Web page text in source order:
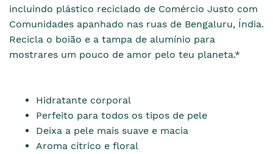
incluindo plástico reciclado de Comércio Justo com
Comunidades apanhado nas ruas de Bengaluru, Índia.
Recicla o boião e a tampa de alumínio para
mostrares um pouco de amor pelo teu planeta.*
Hidratante corporal
Perfeito para todos os tipos de pele
Deixa a pele mais suave e macia
Aroma cítrico e floral